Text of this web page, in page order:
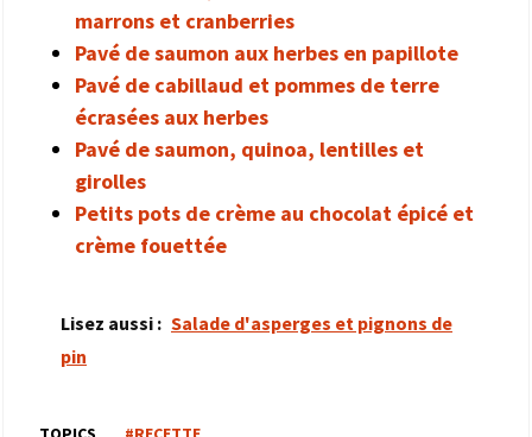
marrons et cranberries
Pavé de saumon aux herbes en papillote
Pavé de cabillaud et pommes de terre
écrasées aux herbes
Pavé de saumon, quinoa, lentilles et
girolles
Petits pots de crème au chocolat épicé et
crème fouettée
Lisez aussi : Salade d'asperges et pignons de
pin